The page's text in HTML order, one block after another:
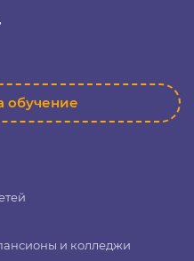
обучение
и колледжи